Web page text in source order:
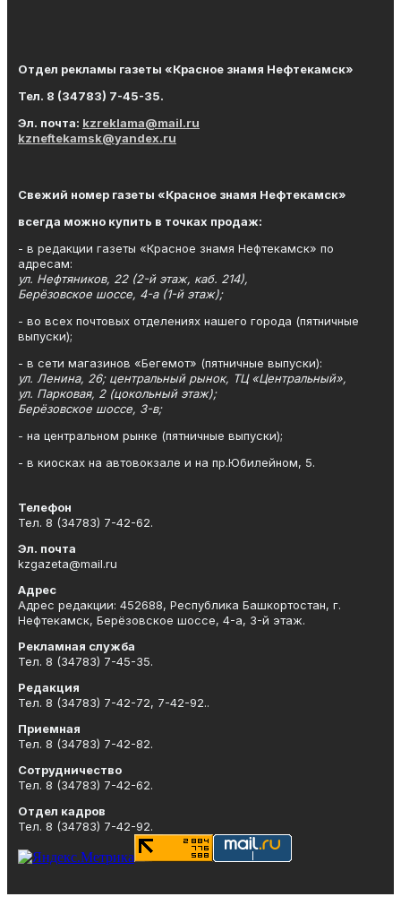
Отдел рекламы газеты «Красное знамя Нефтекамск»
Тел. 8 (34783) 7-45-35.
Эл. почта: kzreklama@mail.ru
kzneftekamsk@yandex.ru
Свежий номер газеты «Красное знамя Нефтекамск»
всегда можно купить в точках продаж:
- в редакции газеты «Красное знамя Нефтекамск» по
адресам:
ул. Нефтяников, 22 (2-й этаж, каб. 214),
Берёзовское шоссе, 4-а (1-й этаж);
- во всех почтовых отделениях нашего города (пятничные
выпуски);
- в сети магазинов «Бегемот» (пятничные выпуски):
ул. Ленина, 26; центральный рынок, ТЦ «Центральный»,
ул. Парковая, 2 (цокольный этаж);
Берёзовское шоссе, 3-в;
- на центральном рынке (пятничные выпуски);
- в киосках на автовокзале и на пр.Юбилейном, 5.
Телефон
Тел. 8 (34783) 7-42-62.
Эл. почта
kzgazeta@mail.ru
Адрес
Адрес редакции: 452688, Республика Башкортостан, г.
Нефтекамск, Берёзовское шоссе, 4-а, 3-й этаж.
Рекламная служба
Тел. 8 (34783) 7-45-35.
Редакция
Тел. 8 (34783) 7-42-72, 7-42-92..
Приемная
Тел. 8 (34783) 7-42-82.
Сотрудничество
Тел. 8 (34783) 7-42-62.
Отдел кадров
Тел. 8 (34783) 7-42-92.